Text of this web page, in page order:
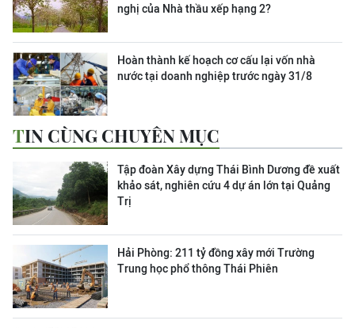
nghị của Nhà thầu xếp hạng 2?
Hoàn thành kế hoạch cơ cấu lại vốn nhà
nước tại doanh nghiệp trước ngày 31/8
TIN CÙNG CHUYÊN MỤC
Tập đoàn Xây dựng Thái Bình Dương đề xuất
khảo sát, nghiên cứu 4 dự án lớn tại Quảng
Trị
Hải Phòng: 211 tỷ đồng xây mới Trường
Trung học phổ thông Thái Phiên